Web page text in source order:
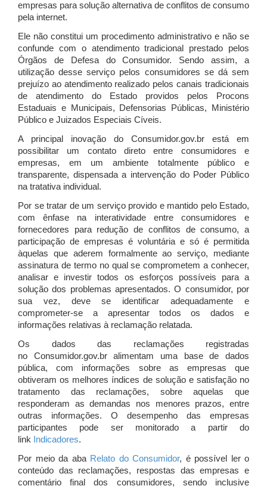
empresas para solução alternativa de conflitos de consumo
pela internet.
Ele não constitui um procedimento administrativo e não se
confunde com o atendimento tradicional prestado pelos
Órgãos de Defesa do Consumidor. Sendo assim, a
utilização desse serviço pelos consumidores se dá sem
prejuízo ao atendimento realizado pelos canais tradicionais
de atendimento do Estado providos pelos Procons
Estaduais e Municipais, Defensorias Públicas, Ministério
Público e Juizados Especiais Cíveis.
A principal inovação do Consumidor.gov.br está em
possibilitar um contato direto entre consumidores e
empresas, em um ambiente totalmente público e
transparente, dispensada a intervenção do Poder Público
na tratativa individual.
Por se tratar de um serviço provido e mantido pelo Estado,
com ênfase na interatividade entre consumidores e
fornecedores para redução de conflitos de consumo, a
participação de empresas é voluntária e só é permitida
àquelas que aderem formalmente ao serviço, mediante
assinatura de termo no qual se comprometem a conhecer,
analisar e investir todos os esforços possíveis para a
solução dos problemas apresentados. O consumidor, por
sua vez, deve se identificar adequadamente e
comprometer-se a apresentar todos os dados e
informações relativas à reclamação relatada.
Os dados das reclamações registradas
no Consumidor.gov.br alimentam uma base de dados
pública, com informações sobre as empresas que
obtiveram os melhores índices de solução e satisfação no
tratamento das reclamações, sobre aquelas que
responderam as demandas nos menores prazos, entre
outras informações. O desempenho das empresas
participantes pode ser monitorado a partir do
link Indicadores.
Por meio da aba Relato do Consumidor, é possível ler o
conteúdo das reclamações, respostas das empresas e
comentário final dos consumidores, sendo inclusive